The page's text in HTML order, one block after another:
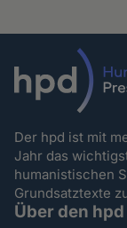
Der hpd ist mit
Jahr das
humanistischen
Grundsatztexte
Über den hpd